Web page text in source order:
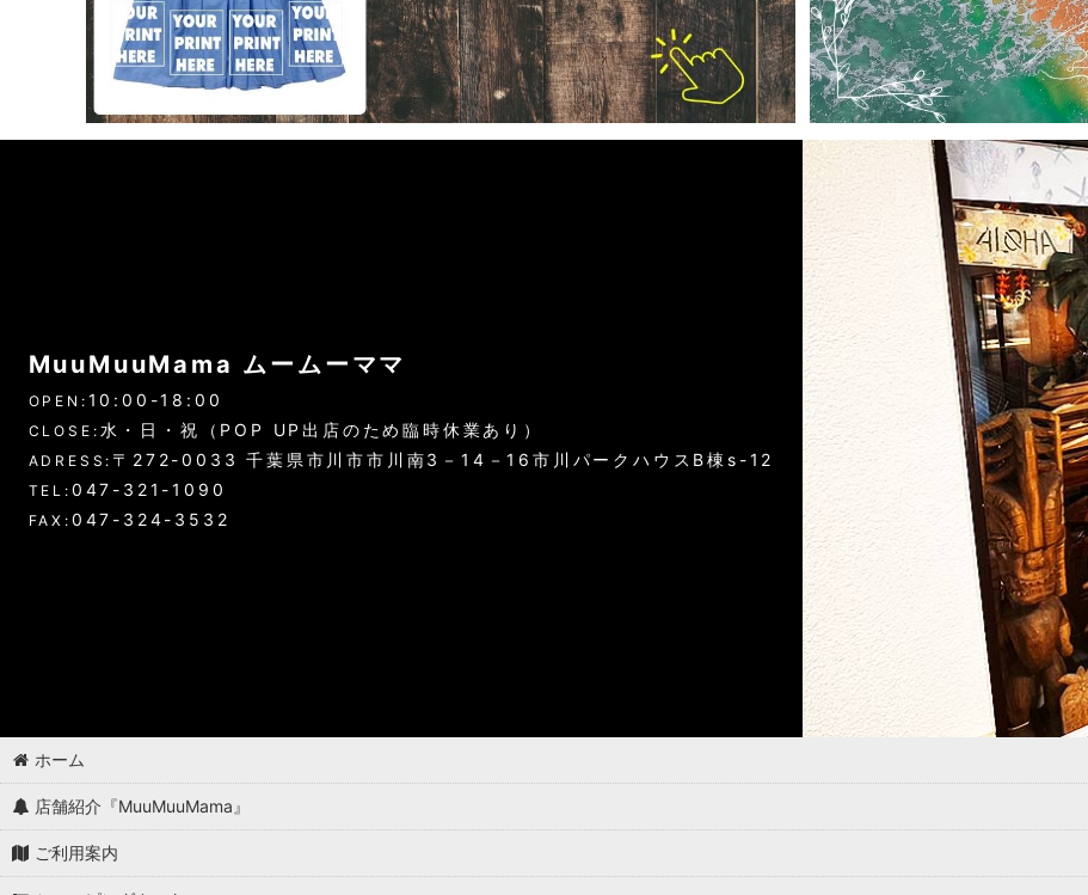
MuuMuuMama ムームーママ
OPEN: 10:00-18:00
CLOSE: 水・日・祝（POP UP出店のため臨時休業あり）
ADRESS: 〒272-0033 千葉県市川市市川南3－14－16市川パークハウスB棟s-12
TEL: 047-321-1090
FAX: 047-324-3532
ホーム
店舗紹介『MuuMuuMama』
ご利用案内